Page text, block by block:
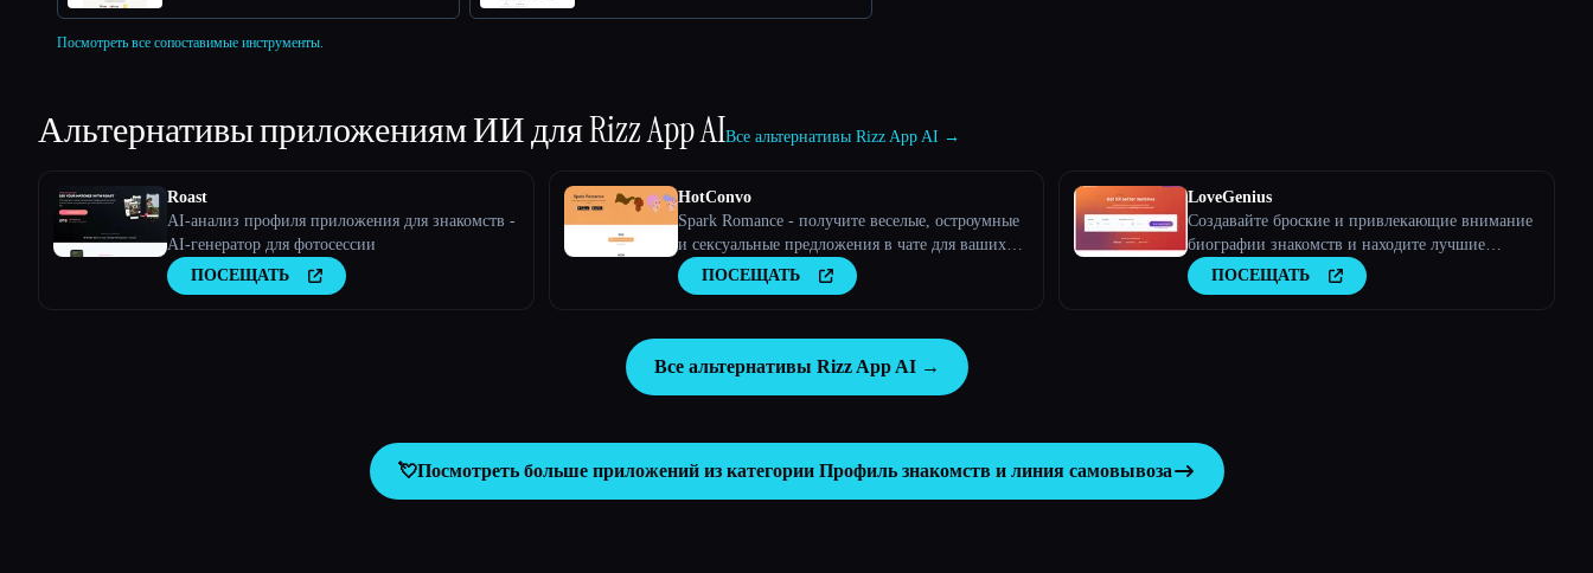
Посмотреть все сопоставимые инструменты.
Альтернативы приложениям ИИ дляRizz App AIВсе альтернативы Rizz App AI →
Roast
AI-анализ профиля приложения для знакомств -
AI-генератор для фотосессии
ПОСЕЩАТЬ
HotConvo
Spark Romance - получите веселые, остроумные
и сексуальные предложения в чате для ваших
онлайн-знакомств.
ПОСЕЩАТЬ
LoveGenius
Создавайте броские и привлекающие внимание
биографии знакомств и находите лучшие
совпадения в Tinder, Bumble и других сервисах!
ПОСЕЩАТЬ
Все альтернативы Rizz App AI →
💘Посмотреть больше приложений из категории Профиль знакомств и линия самовывоза